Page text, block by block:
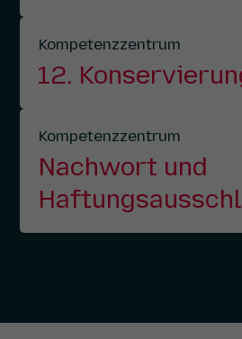
Kompetenzzentrum
12.
Kompetenzzentrum
Nachwort und